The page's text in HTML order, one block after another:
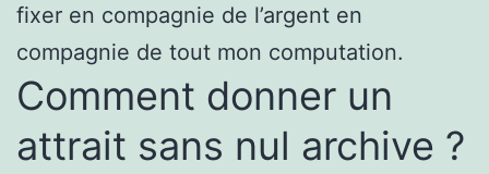
fixer en compagnie de l’argent en
compagnie de tout mon computation.
Comment donner un
attrait sans nul archive ?